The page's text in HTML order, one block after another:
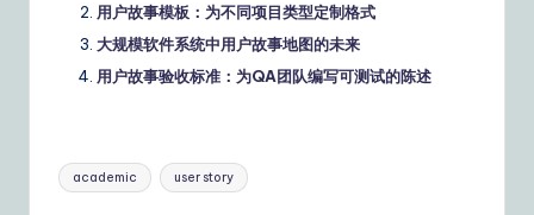
用户故事模板：为不同项目类型定制格式
大规模软件系统中用户故事地图的未来
用户故事验收标准：为QA团队编写可测试的陈述
Tags:
academic user story